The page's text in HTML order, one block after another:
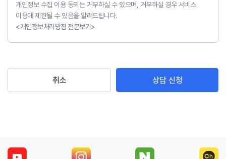
개인정보 수집 이용 동의는 거부하실 수 있으며, 거부하실 경우 서비스
이용에 제한될 수 있음을 알려드립니다.
<개인정보처리방침 전문보기>
취소 상담 신청